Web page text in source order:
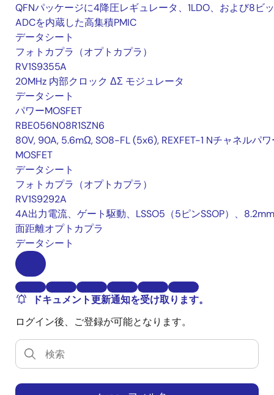
QFNパッケージに4降圧レギュレータ、1LDO、および8ビ
ADCを内蔵した高集積PMIC
データシート
フォトカプラ（オプトカプラ）
RV1S9355A
20MHz 内部クロック ΔΣ モジュレータ
データシート
パワーMOSFET
RBE056N08R1SZN6
80V, 90A, 5.6mΩ, SO8-FL (5x6), REXFET-1 Nチャネルパワ
MOSFET
データシート
フォトカプラ（オプトカプラ）
RV1S9292A
4A出力電流、ゲート駆動、LSSO5（5ピンSSOP）、
面距離オプトカプラ
データシート
ドキュメント更新通知を受け取ります。
ログイン後、ご登録が可能となります。